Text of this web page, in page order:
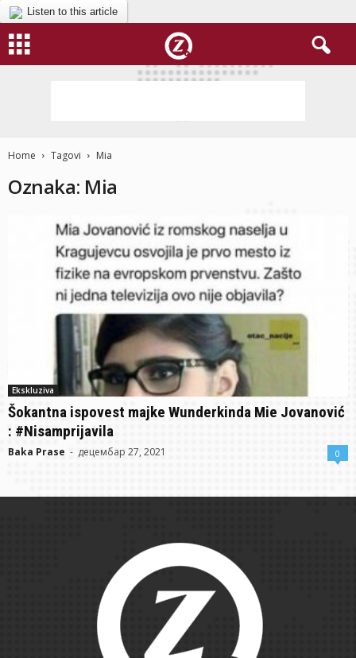
Listen to this article
Home Tagovi Mia
Oznaka: Mia
Ekskluziva
Šokantna ispovest majke Wunderkinda Mie Jovanović
: #Nisamprijavila
Baka Prase - децембар 27, 2021 0